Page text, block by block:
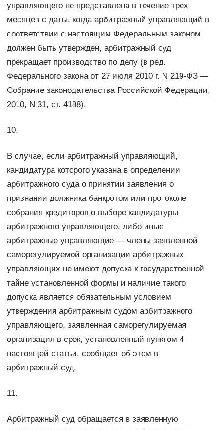
управляющего не представлена в течение трех
месяцев с даты, когда арбитражный управляющий в
соответствии с настоящим Федеральным законом
должен быть утвержден, арбитражный суд
прекращает производство по делу (в ред.
Федерального закона от 27 июля 2010 г. N 219-ФЗ —
Собрание законодательства Российской Федерации,
2010, N 31, ст. 4188).
10.
В случае, если арбитражный управляющий,
кандидатура которого указана в определении
арбитражного суда о принятии заявления о
признании должника банкротом или протоколе
собрания кредиторов о выборе кандидатуры
арбитражного управляющего, либо иные
арбитражные управляющие — члены заявленной
саморегулируемой организации арбитражных
управляющих не имеют допуска к государственной
тайне установленной формы и наличие такого
допуска является обязательным условием
утверждения арбитражным судом арбитражного
управляющего, заявленная саморегулируемая
организация в срок, установленный пунктом 4
настоящей статьи, сообщает об этом в
арбитражный суд.
11.
Арбитражный суд обращается в заявленную